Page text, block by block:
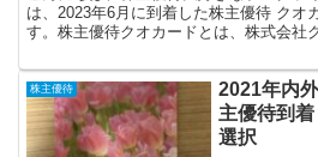
は、2023年6月に到着した株主優待 クオ
す。株主優待クオカードとは、株式会社
株主優待
2021年内
主優待到
選択